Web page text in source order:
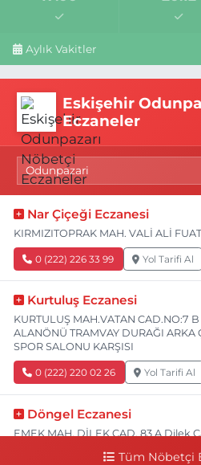
Aylık Vakitler
Eskişehir
Eczaneler
Nar Çiçeği Eczanesi
KIRMIZITOPRAK MAH. VALİ ALİ
0 (222) 226 33 99 Yol Tarifi Al
Kurtuluş Eczanesi
KURTULUŞ MAH.VATAN CAD.NO:7
ALANÖNÜ TRAMVAY DURAĞI ARKA
SPOR SALONU KARŞISI
0 (222) 220 02 26 Yol Tarifi Al
Döngel Eczanesi
EMEK MAH. DİLEK CAD. 83 A Dilek
Tüm Nöbetçi